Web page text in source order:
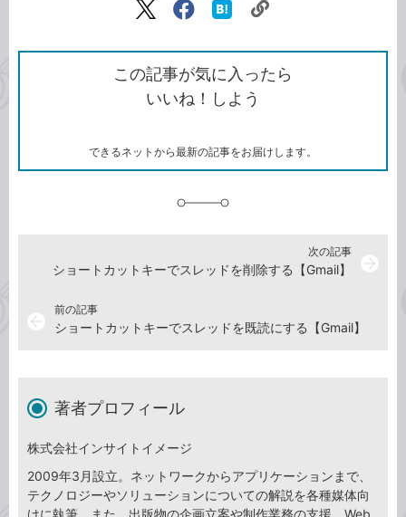
X（旧
で
シ
ェ
ア
Facebook
シ
ェ
ア
な
ブ
ッ
ク
ク
ク
を
コ
この記事が気に入ったら
いいね！しよう
できるネットから最新の記事をお届けします。
前の記事
ショートカットキーでスレッドを既読にする【Gmail】
次の記事
ショートカットキーでスレッドを削除する【Gmail】
著者プロフィール
株式会社インサイトイメージ
2009年3月設立。ネットワークからアプリケーションまで、
テクノロジーやソリューションについての解説を各種媒体向
けに執筆。また、出版物の企画立案や制作業務の支援、Web